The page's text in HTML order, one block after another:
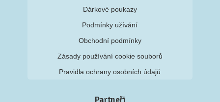
Dárkové poukazy
Podmínky užívání
Obchodní podmínky
Zásady používání cookie souborů
Pravidla ochrany osobních údajů
Partneři